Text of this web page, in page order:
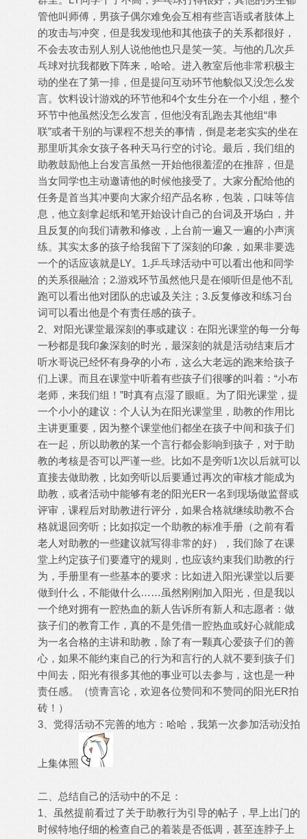
管他叫师傅，男孩子偶尔难免会互相有些言语或者肢体上
的攻击与冲突，但是我发现他和其他孩子的关系都很好，
不会去攻击别人别人说他他也只是笑一笑。与他的几次乒
乓球对抗我都败下阵来，哈哈。进入教室后他非常积极主
动的坐在了第一排，但是提问互动环节他貌似又没怎么发
言。饮料设计游戏的环节他和4个女生分在一个小组，整个
环节中他虽然没怎么发言，但他没有乱跑去其他组“串
联”或者干别的与课程不想关的事情，倒是老老实实的坐在
那里听其余女孩子各种天马行空的讨论。最后，我们组的
助教鼓励他上台发言虽然一开始他很羞涩的在推辞，但是
当女同学也主动邀请他的时候他接受了。大家分配给他的
任务是首当其冲要向大家介绍产品名称，包装，口味等信
息，他立刻拿起纸和笔开始设计自己的台词及开场白，并
且反复的向我们请教和修改，上台前一遍又一遍的小声演
练。其实太多的孩子给我留下了深刻的印象，如果非要选
一个的话应该就是LY。1.乒乓球活动中可以看出他和同学
的关系很融洽；2.游戏环节虽然他只是在倾听但是他不乱
跑可以看出他对团队的忠诚及关注；3.反复修改和练习台
词可以看出他是个有责任感的孩子。
2、对阳光课堂最深刻的事或建议：在阳光课堂的每一分每
一秒都是我印象深刻的时光，最深刻的就是活动结束后才
听水哥说已经怀有身孕的小布，这么大老远的跑来给孩子
们上课。而且在课堂中听着有些孩子们很嗲的叫着：“小布
老师，来我们组！”时真有点湿了眼眶。为了阳光课堂，提
一个小小的建议：个人认为在阳光课堂里，助教的作用比
主讲更重要，因为整个课堂他们都坐在孩子中间和孩子们
在一起，所以助教的某一个言行都会影响到孩子，对于助
教的考核是否可以严谨一些。比如不是旁听1次以后就可以
直接去做助教，比如旁听以后要通过再次的审核才能成为
助教，或者活动中能够有老的阳光ER一名到现场做监督或
评审，课程后对助教进行评分，如果合格就继续助教不合
格就退回旁听；比如拟定一个助教的标准手册（之前有看
老人对助教的一些建议就写得非常的好），我们除了在课
堂上约定孩子们要遵守的规则，也应该约束我们助教的行
为，手册里有一些基本的要求：比如进入阳光课堂以后要
做到什么，不能做什么……虽然刚刚加入阳光，但是我以
一个绝对拥有一腔热血的新人告诉所有新人和志愿者：做
孩子们的教育工作，真的不是凭借一腔热血或好心就能成
为一名合格的主讲和助教，除了有一颗真心爱孩子们的善
心，如果不能约束自己的行为和言行的人就不要到孩子们
中间去，阳光有很多其他的事业可以去参与，这也是一种
责任感。（愤青言论，欢迎各位赞同和不赞同的阳光ER拍
砖！）
3、觉得活动不完善的地方：哈哈，我第一次参加活动没拍
上集体照
二、总结自己的活动中的不足：
1、虽然提前看过了关于助教行为引导的帖子，早上出门的
时候特地仔细的检查自己的着装是否低调，甚至连脖子上